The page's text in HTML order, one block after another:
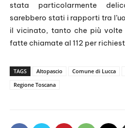
stata particolarmente
sarebbero stati i rapporti tra
il vicinato, tanto che più
fatte chiamate al 112 per
TAGS Altopascio Comune di Lucca
Regione Toscana